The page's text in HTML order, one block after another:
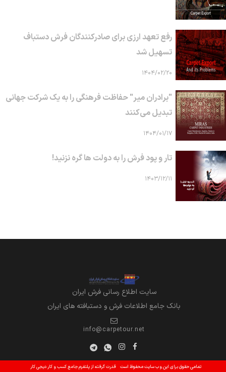
رفع تعهد ارزی برای صادرکنندگان فرش دستباف
تسهیل شد
۱۴۰۴/۰۲/۲۰
"برادران میر" حفاظت فرهنگی را به یک شرکت جهانی
تبدیل می‌کنند
۱۴۰۴/۰۱/۱۷
تار و پود فرش را به دولت ها گره نزنید!
۱۴۰۳/۱۲/۱۱
سايت اطلاع رساني فرش ايران
بانک جامع اطلاعات فرش و دستبافته های ایران
info@carpetour.net
تمامی حقوق برای این وب سایت محفوظ است قدرت گرفته از پلتفرم جامع کسب و کار دیجی کار